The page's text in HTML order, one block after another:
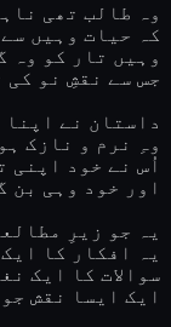
وہ طالب تھی
کہ حیات وہیں
وہیں تار کو وہ
جس سے نقشِ نو کی
داستان نے اپنا
وہِ نرم و نازک
اُس نے خود اپنی
اور خود وہی بن
یہ جو زیرِ
یہ افکار کا
سوالات کا ایک
ایک ایسا نقش جو